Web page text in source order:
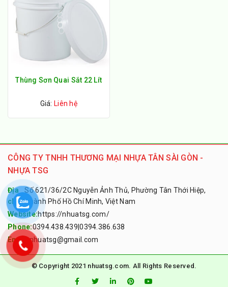
Thùng Sơn Quai Sắt 22 Lít
Giá: Liên hệ
CÔNG TY TNHH THƯƠNG MẠI NHỰA TÂN SÀI GÒN -
NHỰA TSG
Địa
chỉ:
Số 621/36/2C Nguyễn Ảnh Thủ, Phường Tân Thới Hiệp,
Thành Phố Hồ Chí Minh, Việt Nam
Website:https://nhuatsg.com/
Phone:0394.438.439 |0394.386.638
Email:nhuatsg@gmail.com
© Copyright 2021 nhuatsg.com. All Rights Reserved.